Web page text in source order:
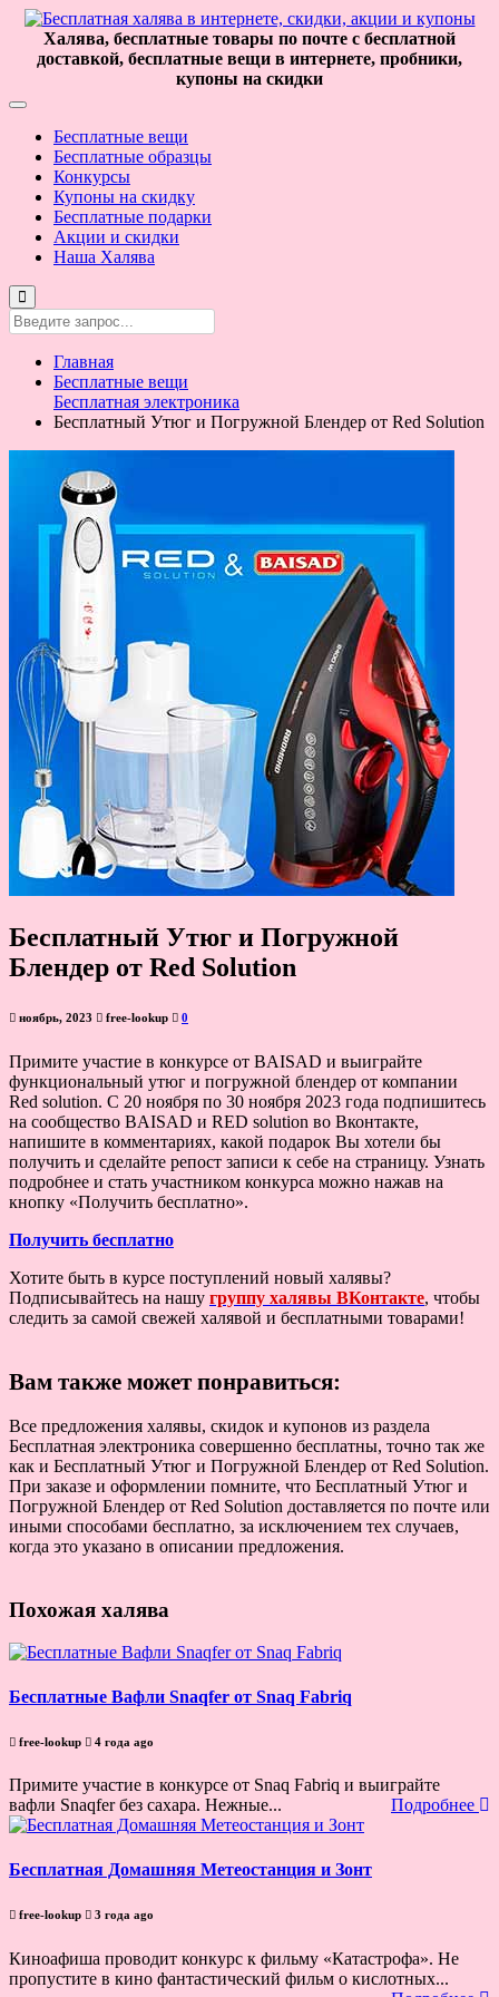
Халява, бесплатные товары по почте с бесплатной
доставкой, бесплатные вещи в интернете, пробники,
купоны на скидки
Бесплатные вещи
Бесплатные образцы
Конкурсы
Купоны на скидку
Бесплатные подарки
Акции и скидки
Наша Халява
Главная
Бесплатные вещи
Бесплатная электроника
Бесплатный Утюг и Погружной Блендер от Red Solution
Бесплатный Утюг и Погружной
Блендер от Red Solution
ноябрь, 2023 free-lookup 0
Примите участие в конкурсе от BAISAD и выиграйте
функциональный утюг и погружной блендер от компании
Red solution. С 20 ноября по 30 ноября 2023 года подпишитесь
на сообщество BAISAD и RED solution во Вконтакте,
напишите в комментариях, какой подарок Вы хотели бы
получить и сделайте репост записи к себе на страницу. Узнать
подробнее и стать участником конкурса можно нажав на
кнопку «Получить бесплатно».
Получить бесплатно
Хотите быть в курсе поступлений новый халявы?
Подписывайтесь на нашу группу халявы ВКонтакте, чтобы
следить за самой свежей халявой и бесплатными товарами!
Вам также может понравиться:
Все предложения халявы, скидок и купонов из раздела
Бесплатная электроника совершенно бесплатны, точно так же
как и Бесплатный Утюг и Погружной Блендер от Red Solution.
При заказе и оформлении помните, что Бесплатный Утюг и
Погружной Блендер от Red Solution доставляется по почте или
иными способами бесплатно, за исключением тех случаев,
когда это указано в описании предложения.
Похожая халява
Бесплатные Вафли Snaqfer от Snaq Fabriq
free-lookup 4 года ago
Примите участие в конкурсе от Snaq Fabriq и выиграйте
вафли Snaqfer без сахара. Нежные...
Подробнее
Бесплатная Домашняя Метеостанция и Зонт
free-lookup 3 года ago
Киноафиша проводит конкурс к фильму «Катастрофа». Не
пропустите в кино фантастический фильм о кислотных...